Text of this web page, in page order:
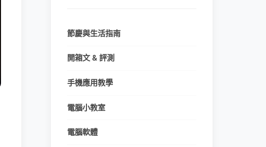
節慶與生活指南
開箱文 & 評測
手機應用教學
電腦小教室
電腦軟體